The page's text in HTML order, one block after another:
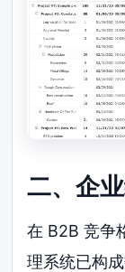
二、企
在 B2B 竞争
理系统已构